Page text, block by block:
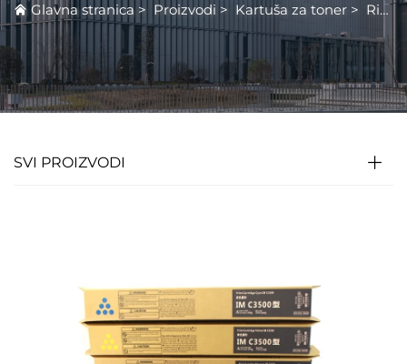
Glavna stranica > Proizvodi > Kartuša za toner > Ricoh
SVI PROIZVODI